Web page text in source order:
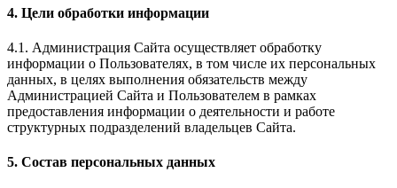
4. Цели обработки информации
4.1. Администрация Сайта осуществляет обработку
информации о Пользователях, в том числе их персональных
данных, в целях выполнения обязательств между
Администрацией Сайта и Пользователем в рамках
предоставления информации о деятельности и работе
структурных подразделений владельцев Сайта.
5. Состав персональных данных